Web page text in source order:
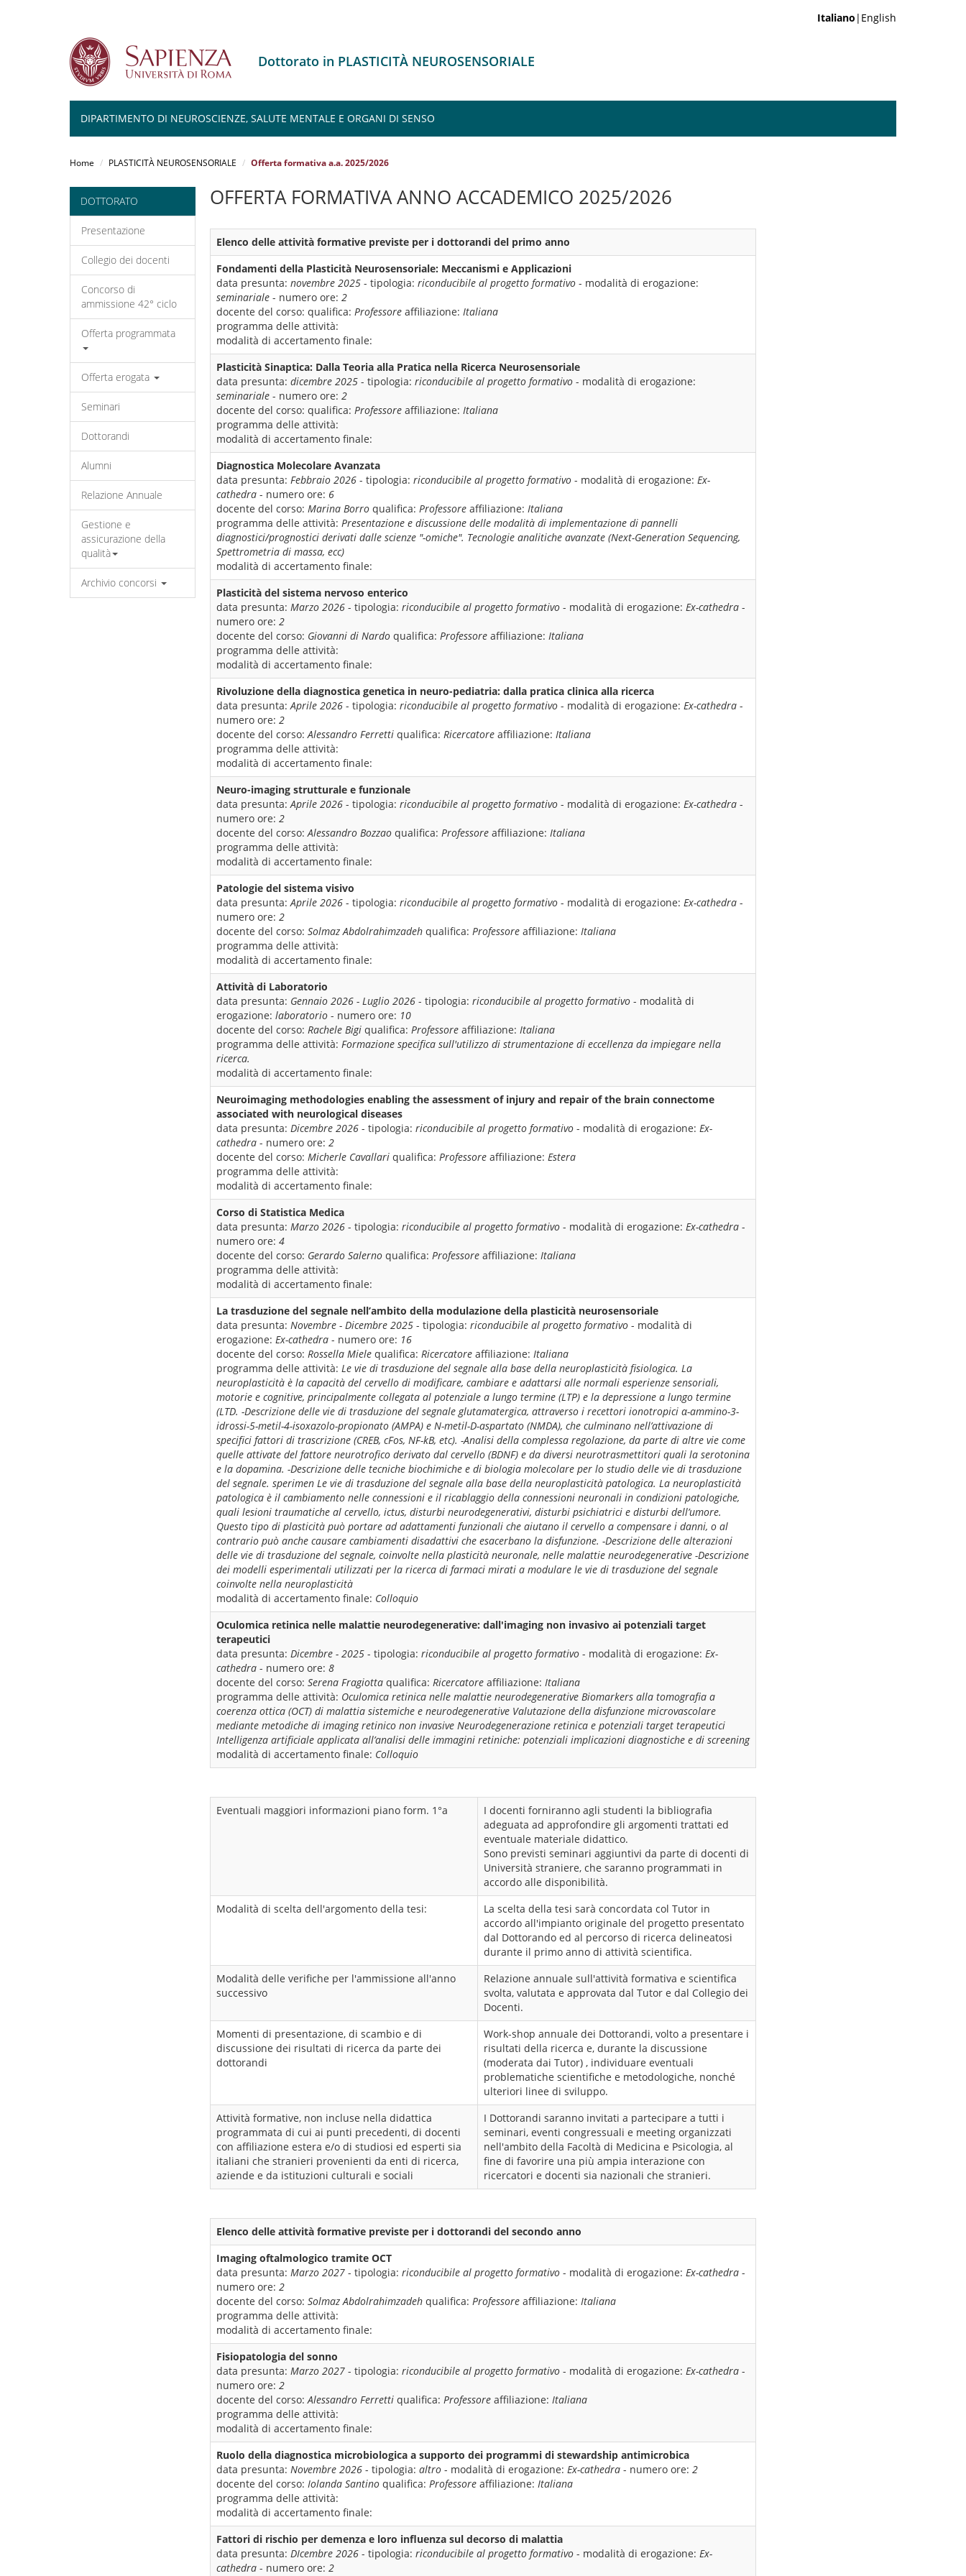
Italiano |English
Dottorato in PLASTICITÀ NEUROSENSORIALE
DIPARTIMENTO DI NEUROSCIENZE, SALUTE MENTALE E ORGANI DI SENSO
Home PLASTICITÀ NEUROSENSORIALE Offerta formativa a.a. 2025/2026
DOTTORATO
Presentazione
Collegio dei docenti
Concorso di
ammissione 42° ciclo
Offerta programmata
Offerta erogata
Seminari
Dottorandi
Alumni
Relazione Annuale
Gestione e
assicurazione della
qualità
Archivio concorsi
OFFERTA FORMATIVA ANNO ACCADEMICO 2025/2026
Elenco delle attività formative previste per i dottorandi del primo anno
Fondamenti della Plasticità Neurosensoriale: Meccanismi e Applicazioni
data presunta: novembre 2025 - tipologia: riconducibile al progetto formativo - modalità di erogazione:
seminariale - numero ore: 2
docente del corso: qualifica: Professore affiliazione: Italiana
programma delle attività:
modalità di accertamento finale:
Plasticità Sinaptica: Dalla Teoria alla Pratica nella Ricerca Neurosensoriale
data presunta: dicembre 2025 - tipologia: riconducibile al progetto formativo - modalità di erogazione:
seminariale - numero ore: 2
docente del corso: qualifica: Professore affiliazione: Italiana
programma delle attività:
modalità di accertamento finale:
Diagnostica Molecolare Avanzata
data presunta: Febbraio 2026 - tipologia: riconducibile al progetto formativo - modalità di erogazione: Ex-
cathedra - numero ore: 6
docente del corso: Marina Borro qualifica: Professore affiliazione: Italiana
programma delle attività: Presentazione e discussione delle modalità di implementazione di pannelli
diagnostici/prognostici derivati dalle scienze "-omiche". Tecnologie analitiche avanzate (Next-Generation Sequencing,
Spettrometria di massa, ecc)
modalità di accertamento finale:
Plasticità del sistema nervoso enterico
data presunta: Marzo 2026 - tipologia: riconducibile al progetto formativo - modalità di erogazione: Ex-cathedra -
numero ore: 2
docente del corso: Giovanni di Nardo qualifica: Professore affiliazione: Italiana
programma delle attività:
modalità di accertamento finale:
Rivoluzione della diagnostica genetica in neuro-pediatria: dalla pratica clinica alla ricerca
data presunta:Aprile 2026 - tipologia: riconducibile al progetto formativo - modalità di erogazione: Ex-cathedra -
numero ore: 2
docente del corso:Alessandro Ferretti qualifica: Ricercatore affiliazione: Italiana
programma delle attività:
modalità di accertamento finale:
Neuro-imaging strutturale e funzionale
data presunta:Aprile 2026 - tipologia: riconducibile al progetto formativo - modalità di erogazione: Ex-cathedra -
numero ore: 2
docente del corso:Alessandro Bozzao qualifica: Professore affiliazione: Italiana
programma delle attività:
modalità di accertamento finale:
Patologie del sistema visivo
data presunta:Aprile 2026 - tipologia: riconducibile al progetto formativo - modalità di erogazione: Ex-cathedra -
numero ore: 2
docente del corso: Solmaz Abdolrahimzadeh qualifica: Professore affiliazione: Italiana
programma delle attività:
modalità di accertamento finale:
Attività di Laboratorio
data presunta: Gennaio 2026 - Luglio 2026 - tipologia: riconducibile al progetto formativo - modalità di
erogazione: laboratorio - numero ore: 10
docente del corso: Rachele Bigi qualifica: Professore affiliazione: Italiana
programma delle attività: Formazione specifica sull'utilizzo di strumentazione di eccellenza da impiegare nella
ricerca.
modalità di accertamento finale:
Neuroimaging methodologies enabling the assessment of injury and repair of the brain connectome
associated with neurological diseases
data presunta: Dicembre 2026 - tipologia: riconducibile al progetto formativo - modalità di erogazione: Ex-
cathedra - numero ore: 2
docente del corso: Micherle Cavallari qualifica: Professore affiliazione: Estera
programma delle attività:
modalità di accertamento finale:
Corso di Statistica Medica
data presunta: Marzo 2026 - tipologia: riconducibile al progetto formativo - modalità di erogazione: Ex-cathedra -
numero ore: 4
docente del corso: Gerardo Salerno qualifica: Professore affiliazione: Italiana
programma delle attività:
modalità di accertamento finale:
La trasduzione del segnale nell’ambito della modulazione della plasticità neurosensoriale
data presunta: Novembre - Dicembre 2025 - tipologia: riconducibile al progetto formativo - modalità di
erogazione: Ex-cathedra - numero ore: 16
docente del corso: Rossella Miele qualifica: Ricercatore affiliazione: Italiana
programma delle attività: Le vie di trasduzione del segnale alla base della neuroplasticità fisiologica. La
neuroplasticità è la capacità del cervello di modificare, cambiare e adattarsi alle normali esperienze sensoriali,
motorie e cognitive, principalmente collegata al potenziale a lungo termine (LTP) e la depressione a lungo termine
(LTD. -Descrizione delle vie di trasduzione del segnale glutamatergica, attraverso i recettori ionotropici α-ammino-3-
idrossi-5-metil-4-isoxazolo-propionato (AMPA) e N-metil-D-aspartato (NMDA), che culminano nell’attivazione di
specifici fattori di trascrizione (CREB, cFos, NF-kB, etc). -Analisi della complessa regolazione, da parte di altre vie come
quelle attivate del fattore neurotrofico derivato dal cervello (BDNF) e da diversi neurotrasmettitori quali la serotonina
e la dopamina. -Descrizione delle tecniche biochimiche e di biologia molecolare per lo studio delle vie di trasduzione
del segnale. sperimen Le vie di trasduzione del segnale alla base della neuroplasticità patologica. La neuroplasticità
patologica è il cambiamento nelle connessioni e il ricablaggio della connessioni neuronali in condizioni patologiche,
quali lesioni traumatiche al cervello, ictus, disturbi neurodegenerativi, disturbi psichiatrici e disturbi dell’umore.
Questo tipo di plasticità può portare ad adattamenti funzionali che aiutano il cervello a compensare i danni, o al
contrario può anche causare cambiamenti disadattivi che esacerbano la disfunzione. -Descrizione delle alterazioni
delle vie di trasduzione del segnale, coinvolte nella plasticità neuronale, nelle malattie neurodegenerative -Descrizione
dei modelli esperimentali utilizzati per la ricerca di farmaci mirati a modulare le vie di trasduzione del segnale
coinvolte nella neuroplasticità
modalità di accertamento finale: Colloquio
Oculomica retinica nelle malattie neurodegenerative: dall'imaging non invasivo ai potenziali target
terapeutici
data presunta: Dicembre - 2025 - tipologia: riconducibile al progetto formativo - modalità di erogazione: Ex-
cathedra - numero ore: 8
docente del corso: Serena Fragiotta qualifica: Ricercatore affiliazione: Italiana
programma delle attività: Oculomica retinica nelle malattie neurodegenerative Biomarkers alla tomografia a
coerenza ottica (OCT) di malattia sistemiche e neurodegenerative Valutazione della disfunzione microvascolare
mediante metodiche di imaging retinico non invasive Neurodegenerazione retinica e potenziali target terapeutici
Intelligenza artificiale applicata all’analisi delle immagini retiniche: potenziali implicazioni diagnostiche e di screening
modalità di accertamento finale: Colloquio
Eventuali maggiori informazioni piano form. 1°a
I docenti forniranno agli studenti la bibliografia
adeguata ad approfondire gli argomenti trattati ed
eventuale materiale didattico.
Sono previsti seminari aggiuntivi da parte di docenti di
Università straniere, che saranno programmati in
accordo alle disponibilità.
Modalità di scelta dell'argomento della tesi:
La scelta della tesi sarà concordata col Tutor in
accordo all'impianto originale del progetto presentato
dal Dottorando ed al percorso di ricerca delineatosi
durante il primo anno di attività scientifica.
Modalità delle verifiche per l'ammissione all'anno
successivo
Relazione annuale sull'attività formativa e scientifica
svolta, valutata e approvata dal Tutor e dal Collegio dei
Docenti.
Momenti di presentazione, di scambio e di
discussione dei risultati di ricerca da parte dei
dottorandi
Work-shop annuale dei Dottorandi, volto a presentare i
risultati della ricerca e, durante la discussione
(moderata dai Tutor) , individuare eventuali
problematiche scientifiche e metodologiche, nonché
ulteriori linee di sviluppo.
Attività formative, non incluse nella didattica
programmata di cui ai punti precedenti, di docenti
con affiliazione estera e/o di studiosi ed esperti sia
italiani che stranieri provenienti da enti di ricerca,
aziende e da istituzioni culturali e sociali
I Dottorandi saranno invitati a partecipare a tutti i
seminari, eventi congressuali e meeting organizzati
nell'ambito della Facoltà di Medicina e Psicologia, al
fine di favorire una più ampia interazione con
ricercatori e docenti sia nazionali che stranieri.
Elenco delle attività formative previste per i dottorandi del secondo anno
Imaging oftalmologico tramite OCT
data presunta: Marzo 2027 - tipologia: riconducibile al progetto formativo - modalità di erogazione: Ex-cathedra -
numero ore: 2
docente del corso: Solmaz Abdolrahimzadeh qualifica: Professore affiliazione: Italiana
programma delle attività:
modalità di accertamento finale:
Fisiopatologia del sonno
data presunta: Marzo 2027 - tipologia: riconducibile al progetto formativo - modalità di erogazione: Ex-cathedra -
numero ore: 2
docente del corso:Alessandro Ferretti qualifica: Professore affiliazione: Italiana
programma delle attività:
modalità di accertamento finale:
Ruolo della diagnostica microbiologica a supporto dei programmi di stewardship antimicrobica
data presunta: Novembre 2026 - tipologia: altro - modalità di erogazione: Ex-cathedra - numero ore: 2
docente del corso: Iolanda Santino qualifica: Professore affiliazione: Italiana
programma delle attività:
modalità di accertamento finale:
Fattori di rischio per demenza e loro influenza sul decorso di malattia
data presunta: DIcembre 2026 - tipologia: riconducibile al progetto formativo - modalità di erogazione: Ex-
cathedra - numero ore: 2